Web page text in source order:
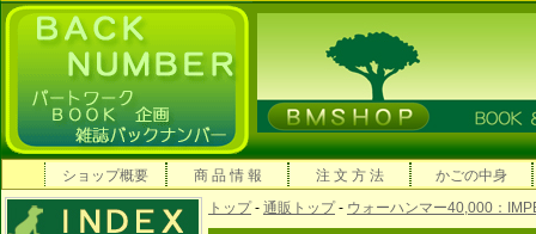
ショップ概要 商 品 情 報 注 文 方 法 かごの中身
トップ- 通販トップ- ウォーハンマー40,000：